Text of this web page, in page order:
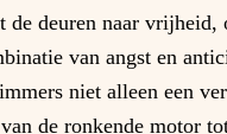
de deuren naar
van angst en
niet alleen een
de ronkende motor